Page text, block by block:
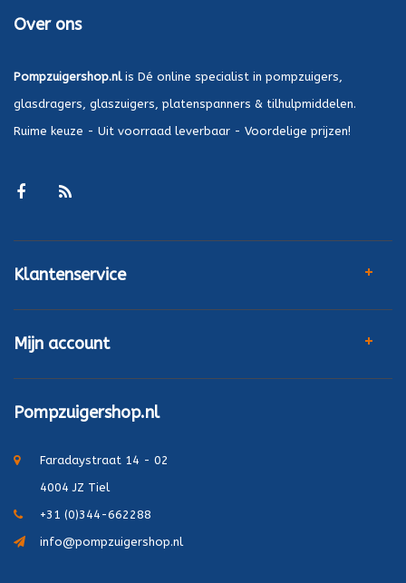
Over ons
Pompzuigershop.nlis Dé online specialist in pompzuigers,
glasdragers, glaszuigers, platenspanners & tilhulpmiddelen.
Ruime keuze - Uit voorraad leverbaar - Voordelige prijzen!
Klantenservice
Mijn account
Pompzuigershop.nl
Faradaystraat 14 - 02
4004 JZ Tiel
+31 (0)344-662288
info@pompzuigershop.nl